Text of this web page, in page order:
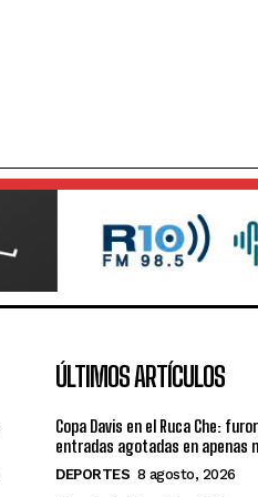
ÚLTIMOS ARTÍCULOS
Copa Davis en el Ruca Che:
entradas agotadas en apenas
DEPORTES 8 agosto, 2026